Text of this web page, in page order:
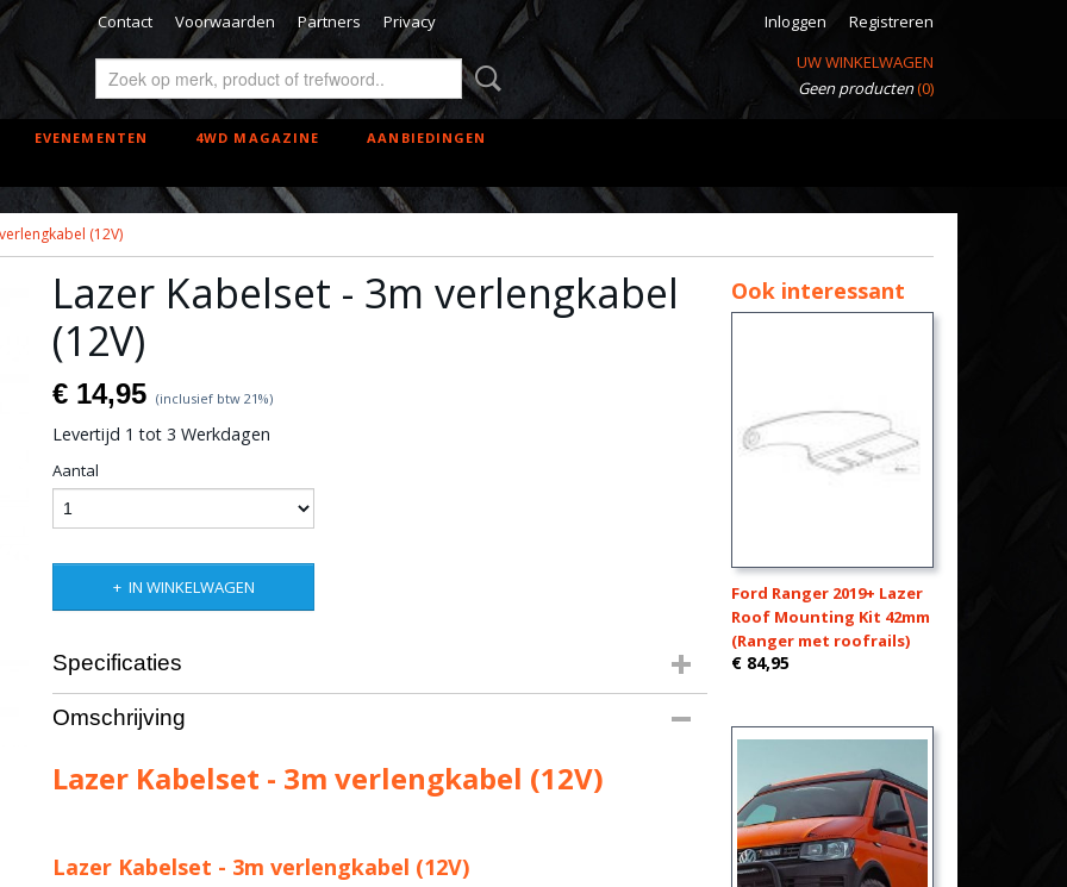
Contact Voorwaarden Partners Privacy Inloggen
Registreren
UW WINKELWAGEN
Geen producten(0)
EVENEMENTEN 4WD MAGAZINE AANBIEDINGEN
(12V)
Lazer Kabelset - 3m verlengkabel
(12V)
€ 14,95 (inclusief btw 21%)
Levertijd 1 tot 3 Werkdagen
Aantal
IN WINKELWAGEN
Specificaties
Productcode leverancier
Omschrijving
Lazer Kabelset - 3m verlengkabel (12V)
Lazer Kabelset - 3m verlengkabel (12V)
Ook interessant
Ford Ranger 2019+ Lazer
Roof Mounting Kit 42mm
(Ranger met roofrails)
€ 84,95